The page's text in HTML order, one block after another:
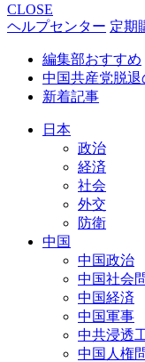
CLOSE
ヘルプセンター 定期
編集部おすすめ
中国共産党脱退
新着記事
日本
政治
経済
社会
外交
防衛
中国
中国政治
中国社会
中国経済
中国軍事
中共浸透
中国人権